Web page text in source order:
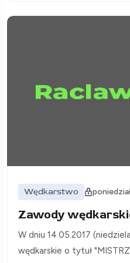
Wędkarstwo
Zawody
W dniu 14.05.2017
wędkarskie o tytuł